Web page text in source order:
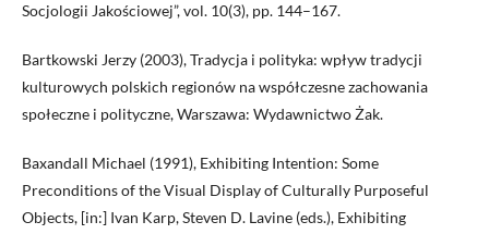
Socjologii Jakościowej”, vol. 10(3), pp. 144–167.
Bartkowski Jerzy (2003), Tradycja i polityka: wpływ tradycji
kulturowych polskich regionów na współczesne zachowania
społeczne i polityczne, Warszawa: Wydawnictwo Żak.
Baxandall Michael (1991), Exhibiting Intention: Some
Preconditions of the Visual Display of Culturally Purposeful
Objects, [in:] Ivan Karp, Steven D. Lavine (eds.), Exhibiting